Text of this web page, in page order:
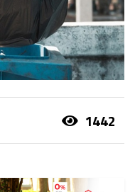
1442